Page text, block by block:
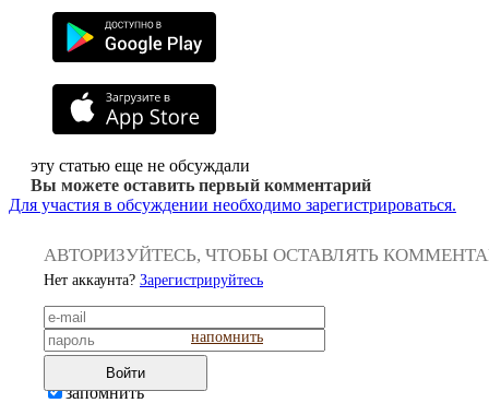
эту статью еще не обсуждали
Вы можете оставить первый комментарий
Для участия в обсуждении необходимо зарегистрироваться.
АВТОРИЗУЙТЕСЬ, ЧТОБЫ ОСТАВЛЯТЬ
Нет аккаунта? Зарегистрируйтесь
напомнить
Войти
запомнить